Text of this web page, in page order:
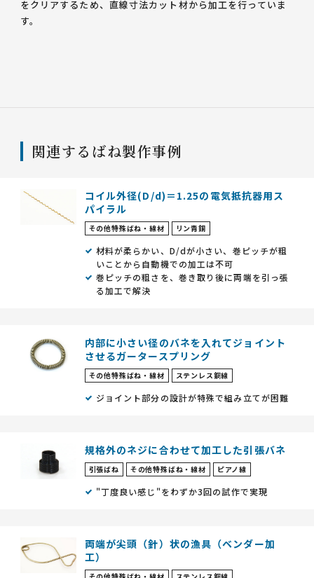
をクリアするため、直線寸法カット材から加工を行っていま
す。
関連するばね製作事例
コイル外径(D/d)＝1.25の電気抵抗器用ス
パイラル
その他特殊ばね・線材 リン青銅
材料が柔らかい、D/dが小さい、巻ピッチが粗
いことから自動機での加工は不可
巻ピッチの粗さを、巻き取り後に両端を引っ張
る加工で解決
内部に⼩さい径のバネを⼊れてジョイント
させるガータースプリング
その他特殊ばね・線材 ステンレス鋼線
ジョイント部分の設計が特殊で組み⽴てが困難
規格外のネジに合わせて加工した引張バネ
引張ばね その他特殊ばね・線材 ピアノ線
"丁度良い感じ"をわずか3回の試作で実現
両端が尖頭（針）状の漁具（ベンダー加
工）